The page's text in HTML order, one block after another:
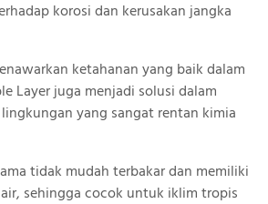
korosi dan kerusakan jangka
ketahanan yang baik dalam
Layer juga menjadi solusi dalam
yang sangat rentan kimia
tidak mudah terbakar dan memiliki
sehingga cocok untuk iklim tropis